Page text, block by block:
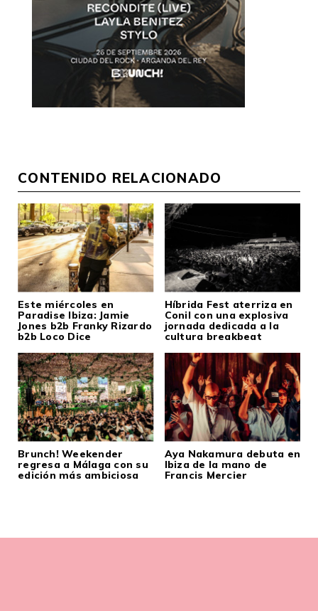
CONTENIDO RELACIONADO
Este miércoles en
Paradise Ibiza: Jamie
Jones b2b Franky Rizardo
b2b Loco Dice
Híbrida Fest aterriza en
Conil con una explosiva
jornada dedicada a la
cultura breakbeat
Brunch! Weekender
regresa a Málaga con su
edición más ambiciosa
Aya Nakamura debuta en
Ibiza de la mano de
Francis Mercier